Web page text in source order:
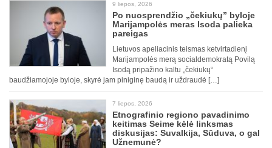
9 liepos, 2026
Po nuosprendžio „čekiukų” byloje
Marijampolės meras Isoda palieka
pareigas
Lietuvos apeliacinis teismas ketvirtadienį
Marijampolės merą socialdemokratą Povilą
Isodą pripažino kaltu „čekiukų“
baudžiamojoje byloje, skyrė jam piniginę baudą ir uždraudė […]
7 liepos, 2026
Etnografinio regiono pavadinimo
keitimas Seime kėlė linksmas
diskusijas: Suvalkija, Sūduva, o gal
Užnemunė?